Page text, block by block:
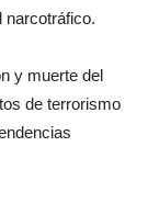
narcotráfico.
y muerte del
de terrorismo